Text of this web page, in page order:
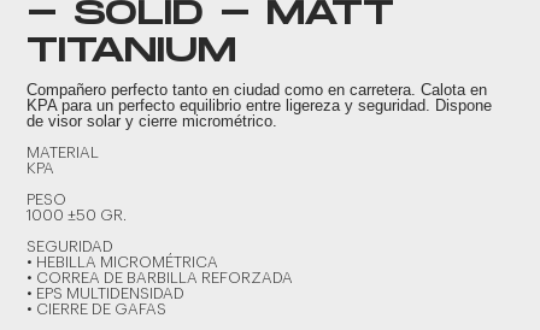
- SOLID - MATT
TITANIUM
Compañero perfecto tanto en ciudad como en carretera. Calota en
KPA para un perfecto equilibrio entre ligereza y seguridad. Dispone
de visor solar y cierre micrométrico.
MATERIAL
KPA
PESO
1000 ±50 GR.
SEGURIDAD
• HEBILLA MICROMÉTRICA
• CORREA DE BARBILLA REFORZADA
• EPS MULTIDENSIDAD
• CIERRE DE GAFAS